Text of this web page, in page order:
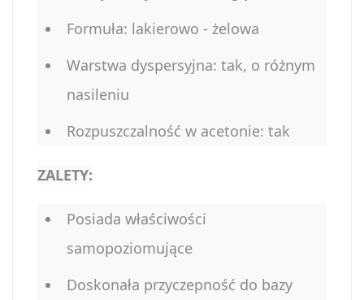
Formuła: lakierowo - żelowa
Warstwa dyspersyjna: tak, o różnym
nasileniu
Rozpuszczalność w acetonie: tak
ZALETY:
Posiada właściwości
samopoziomujące
Doskonała przyczepność do bazy